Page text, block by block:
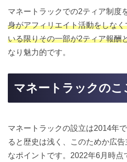
マネートラックでの2ティア制度
身がアフィリエイト活動をしな
いる限りその一部が2ティア報酬
なり魅力的です。
マネートラックのこ
マネートラックの設立は2014年
ると歴史は浅く、このためか広
なポイントです。2022年6月時点